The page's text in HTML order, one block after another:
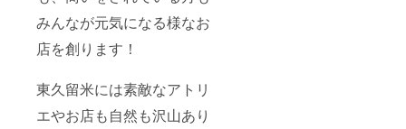
みんなが元気になる様なお
店を創ります！
東久留米には素敵なアトリ
エやお店も自然も沢山あり